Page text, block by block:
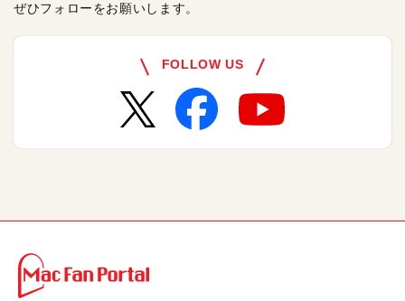
ぜひフォローをお願いします。
FOLLOW US